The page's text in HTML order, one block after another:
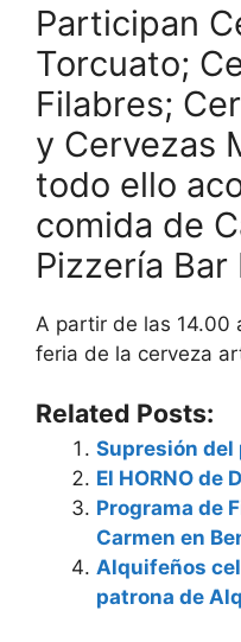
Participan
Torcuato;
Filabres;
y Cervezas
todo ello
comida de
Pizzería Bar
A partir de las 14.00
feria de la cerveza
Related Posts:
Supresión del
El HORNO de
Programa de
Carmen en
Alquifeños
patrona de